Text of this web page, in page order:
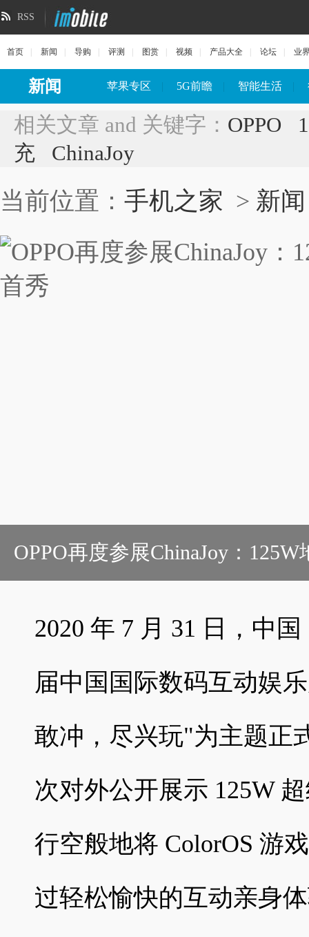
RSS
首页 新闻 导购 评测 图赏 视频 产品大全 论坛 业
新闻 苹果专区 5G前瞻 智能生活
相关文章 and 关键字： OPPO
充
ChinaJoy
当前位置： 手机之家 > 新闻
OPPO再度参展ChinaJoy：
2020 年 7 月 31 日，中
届中国国际数码互动娱
敢冲，尽兴玩"为主题正
次对外公开展示 125W
行空般地将 ColorOS 游
过轻松愉快的互动亲身